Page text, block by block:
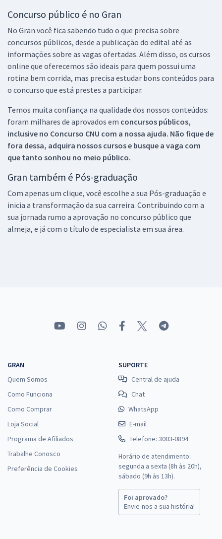
Concurso público é no Gran
No Gran você fica sabendo tudo o que precisa sobre
concursos públicos, desde a publicação do edital até as
informações sobre as vagas ofertadas. Além disso, os cursos
online que oferecemos são ideais para quem possui uma
rotina bem corrida, mas precisa estudar bons conteúdos para
o concurso que está prestes a participar.
Temos muita confiança na qualidade dos nossos conteúdos:
foram milhares de aprovados em concursos públicos,
inclusive no Concurso CNU com a nossa ajuda. Não fique de
fora dessa, adquira nossos cursos e busque a vaga com
que tanto sonhou no meio público.
Gran também é Pós-graduação
Com apenas um clique, você escolhe a sua Pós-graduação e
inicia a transformação da sua carreira. Contribuindo com a
sua jornada rumo a aprovação no concurso público que
almeja, e já com o título de especialista em sua área.
GRAN
Quem Somos
Como Funciona
Como Comprar
Loja Social
Programa de Afiliados
Trabalhe Conosco
Preferência de Cookies
SUPORTE
Central de ajuda
Chat
WhatsApp
E-mail
Telefone: 3003-0894
Horário de atendimento:
segunda a sexta (8h às 20h),
sábado (9h às 13h).
Foi aprovado?
Envie-nos a sua história!